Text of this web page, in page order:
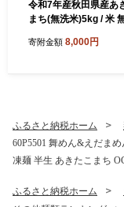
令和7年産秋田県産あ
まち(無洗米)5kg / 米
あきたこまち 5kg×1袋
寄附金額 8,000円
ふるさと納税ホーム
60P5501 舞めん&えだま
凍麺 半生 あきたこまち
ふるさと納税ホーム